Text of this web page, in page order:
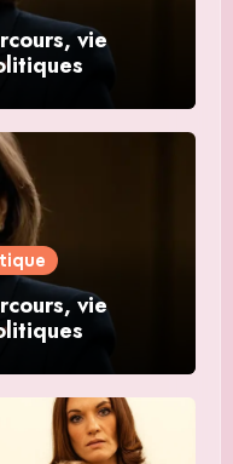
vie
vie